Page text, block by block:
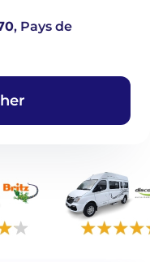
, Pays de